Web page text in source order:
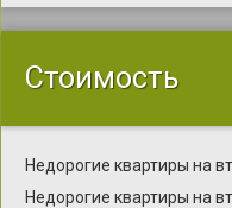
Стоимость
Недорогие квартиры на
Недорогие квартиры на